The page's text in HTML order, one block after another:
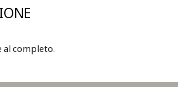
al completo.